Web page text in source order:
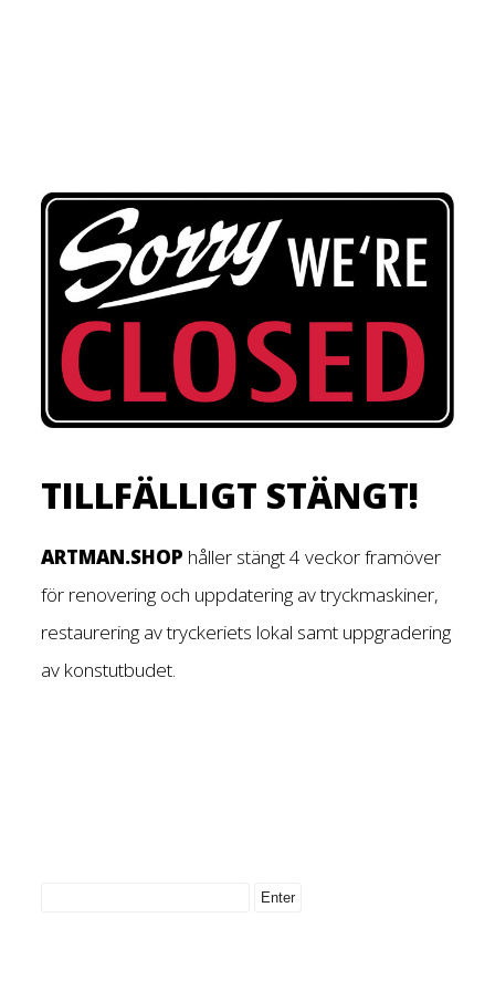
TILLFÄLLIGT STÄNGT!
ARTMAN.SHOP håller stängt 4 veckor framöver
för renovering och uppdatering av tryckmaskiner,
restaurering av tryckeriets lokal samt uppgradering
av konstutbudet.